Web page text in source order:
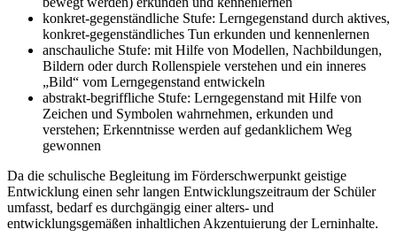
konkret-gegenständliche Stufe: Lerngegenstand durch aktives,
konkret-gegenständliches Tun erkunden und kennenlernen
anschauliche Stufe: mit Hilfe von Modellen, Nachbildungen,
Bildern oder durch Rollenspiele verstehen und ein inneres
„Bild“ vom Lerngegenstand entwickeln
abstrakt-begriffliche Stufe: Lerngegenstand mit Hilfe von
Zeichen und Symbolen wahrnehmen, erkunden und
verstehen; Erkenntnisse werden auf gedanklichem Weg
gewonnen
Da die schulische Begleitung im Förderschwerpunkt geistige
Entwicklung einen sehr langen Entwicklungszeitraum der Schüler
umfasst, bedarf es durchgängig einer alters- und
entwicklungsgemäßen inhaltlichen Akzentuierung der Lerninhalte.